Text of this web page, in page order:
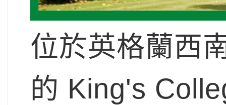
位於英格蘭西
的 King's